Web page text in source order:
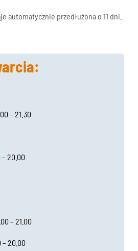
automatycznie przedłużona o 11 dni.
– 21.30
20.00
– 21.00
– 20.00